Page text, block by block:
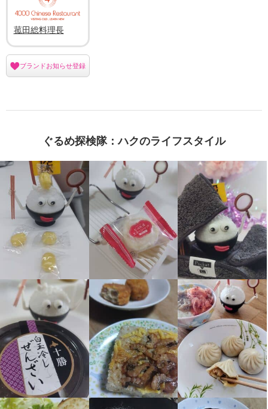
菰田総料理長
ブランドお知らせ登録
ぐるめ探検隊：ハクのライフスタイル